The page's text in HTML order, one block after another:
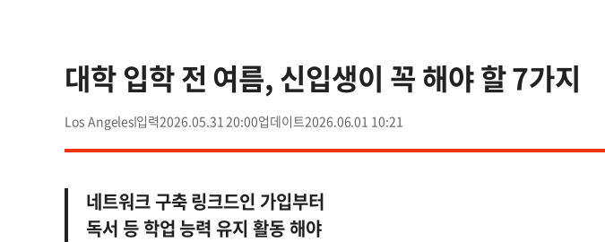
대학 입학 전 여름, 신입생이 꼭 해야 할 7가지
Los Angeles 2026.05.31 20:00 2026.06.01 10:21
네트워크 구축 링크드인 가입부터
독서 등 학업 능력 유지 활동 해야